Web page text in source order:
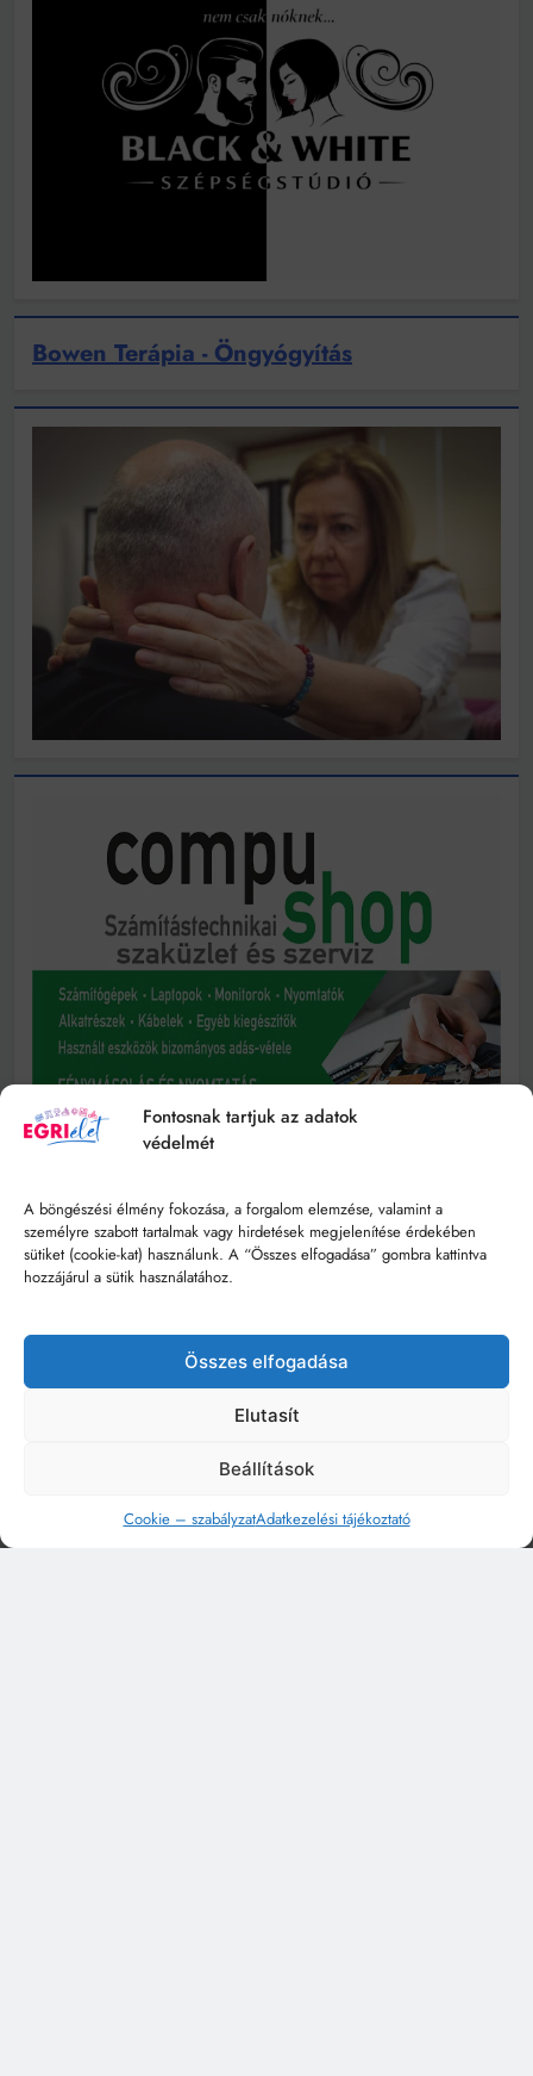
Fontosnak tartjuk az adatok
védelmét
A böngészési élmény fokozása, a forgalom elemzése, valamint a
személyre szabott tartalmak vagy hirdetések megjelenítése érdekében
sütiket (cookie-kat) használunk. A “Összes elfogadása” gombra kattintva
hozzájárul a sütik használatához.
Összes elfogadása
Elutasít
Beállítások
Cookie – szabályzatAdatkezelési tájékoztató
Bowen Terápia - Öngyógyítás